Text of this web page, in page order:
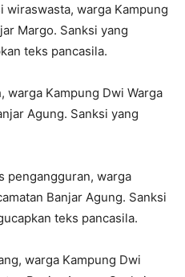
warga Kampung
Margo. Sanksi yang
teks pancasila.
Kampung Dwi Warga
Agung. Sanksi yang
pengangguran, warga
Banjar Agung. Sanksi
teks pancasila.
warga Kampung Dwi